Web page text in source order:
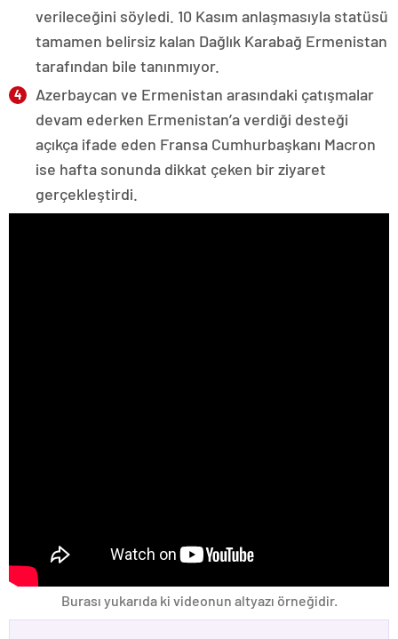
verileceğini söyledi. 10 Kasım anlaşmasıyla statüsü
tamamen belirsiz kalan Dağlık Karabağ Ermenistan
tarafından bile tanınmıyor.
Azerbaycan ve Ermenistan arasındaki çatışmalar
devam ederken Ermenistan’a verdiği desteği
açıkça ifade eden Fransa Cumhurbaşkanı Macron
ise hafta sonunda dikkat çeken bir ziyaret
gerçekleştirdi.
Burası yukarıda ki videonun altyazı örneğidir.